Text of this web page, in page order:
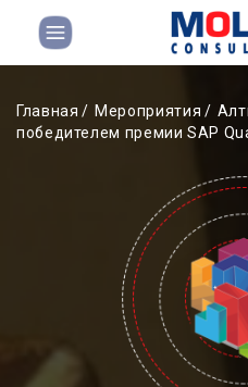
Главная Мероприятия
победителем премии SAP